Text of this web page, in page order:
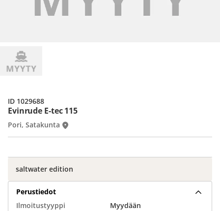
Evinrude E-tec 115
Pori, Satakunta
ID 1029688
saltwater edition
Perustiedot
Ilmoitustyyppi
Myydään